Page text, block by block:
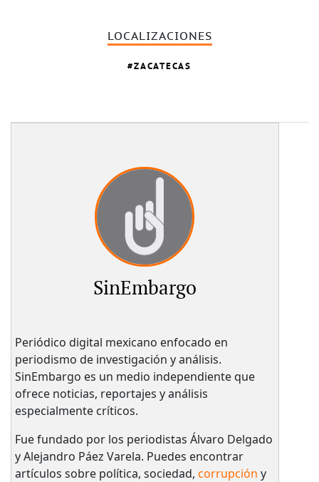
LOCALIZACIONES
ZACATECAS
SinEmbargo
Periódico digital mexicano enfocado en
periodismo de investigación y análisis.
SinEmbargo es un medio independiente que
ofrece noticias, reportajes y análisis
especialmente críticos.
Fue fundado por los periodistas Álvaro Delgado
y Alejandro Páez Varela. Puedes encontrar
artículos sobre política, sociedad, corrupción y